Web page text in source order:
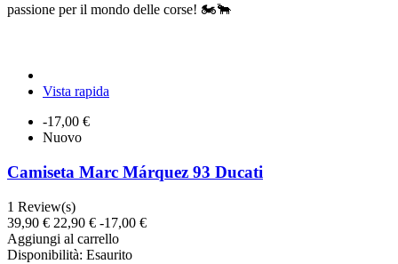
passione per il mondo delle corse! 🏍️🐂
Vista rapida
-17,00 €
Nuovo
Camiseta Marc Márquez 93 Ducati
1 Review(s)
39,90 € 22,90 € -17,00 €
Aggiungi al carrello
Disponibilità: Esaurito